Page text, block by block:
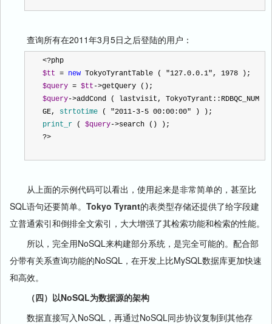
查询所有在2011年3月5日之后登陆的用户：
<?php
$tt = new TokyoTyrantTable ( "127.0.0.1", 1978 );
$query = $tt ->getQuery ();
$query->addCond ( lastvisit, TokyoTyrant :: RDBQC_NUM
GE, strtotime ( "2011-3-5 00:00:00" ) );
print_r ( $query->search () );
?>
从上面的示例代码可以看出，使用起来是非常简单的，甚至比
SQL语句还要简单。 Tokyo Tyrant的表类型存储还提供了给字段建
立普通索引和倒排全文索引，大大增强了其检索功能和检索的性能。
所以，完全用NoSQL来构建部分系统，是完全可能的。配合部
分带有关系查询功能的NoSQL，在开发上比MySQL数据库更加快速
和高效。
（四）以NoSQL为数据源的架构
数据直接写入NoSQL，再通过NoSQL同步协议复制到其他存